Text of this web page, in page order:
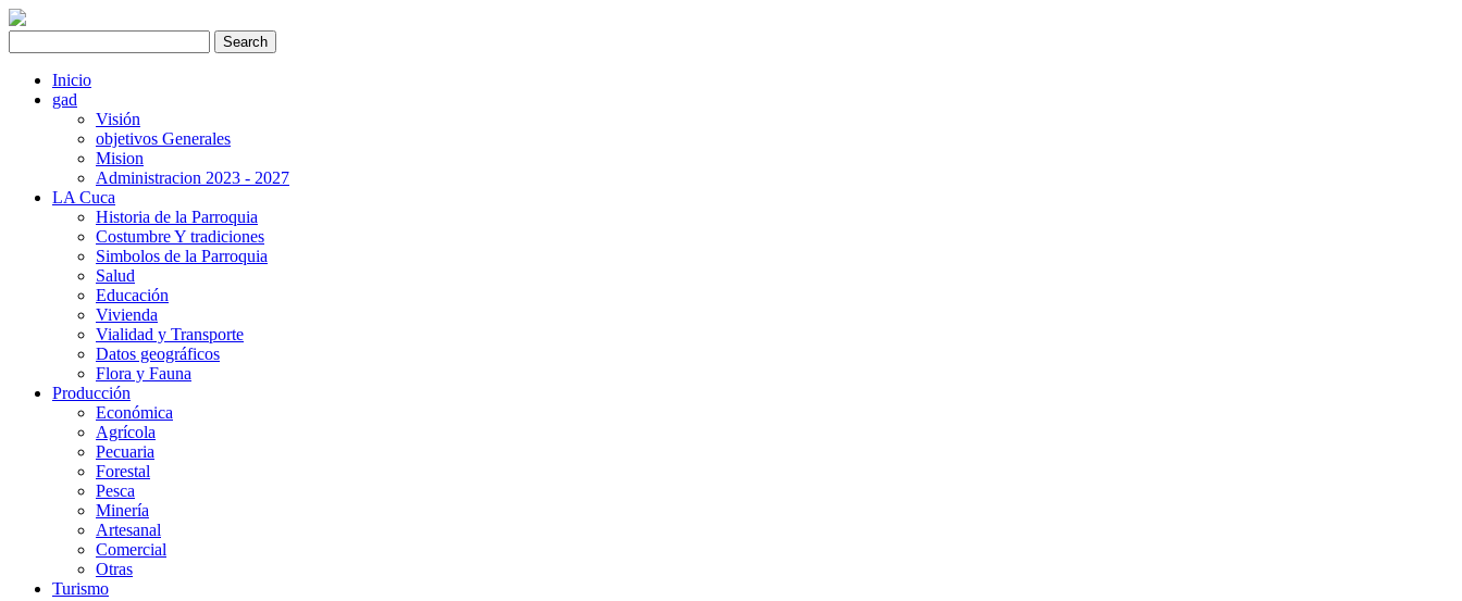
Inicio
gad
Visión
objetivos Generales
Mision
Administracion 2023 - 2027
LA Cuca
Historia de la Parroquia
Costumbre Y tradiciones
Simbolos de la Parroquia
Salud
Educación
Vivienda
Vialidad y Transporte
Datos geográficos
Flora y Fauna
Producción
Económica
Agrícola
Pecuaria
Forestal
Pesca
Minería
Artesanal
Comercial
Otras
Turismo